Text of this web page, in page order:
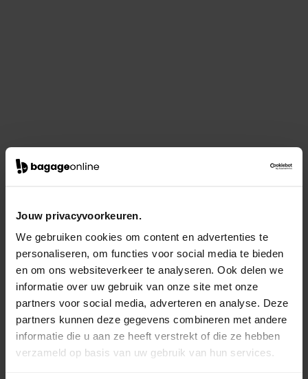
Jouw privacyvoorkeuren.
We gebruiken cookies om content en advertenties te
personaliseren, om functies voor social media te bieden
en om ons websiteverkeer te analyseren. Ook delen we
informatie over uw gebruik van onze site met onze
partners voor social media, adverteren en analyse. Deze
partners kunnen deze gegevens combineren met andere
informatie die u aan ze heeft verstrekt of die ze hebben
verzameld op basis van uw gebruik van hun services.